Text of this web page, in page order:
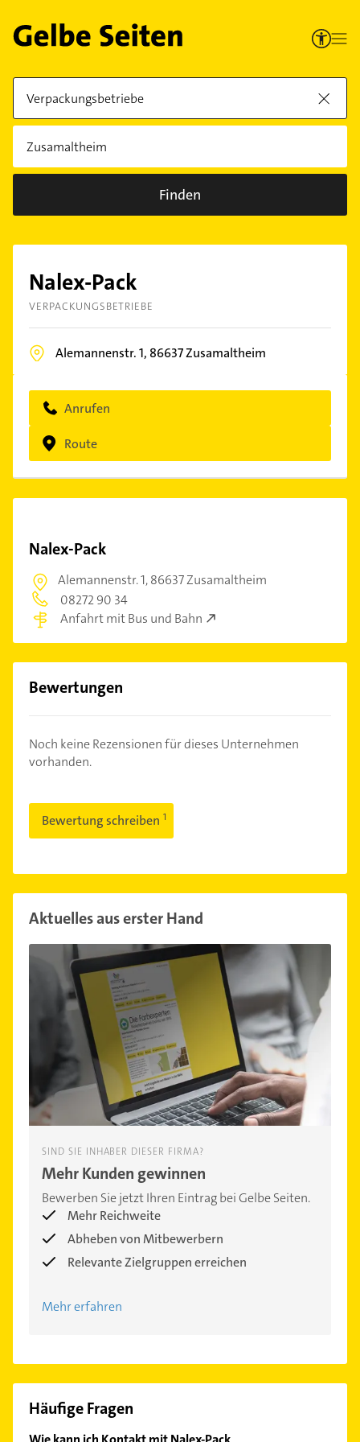
Finden
Nalex-Pack
VERPACKUNGSBETRIEBE
Alemannenstr. 1, 86637Zusamaltheim
Anrufen
Route
Nalex-Pack
Alemannenstr. 1,86637 Zusamaltheim
08272 90 34
Anfahrt mit Bus und Bahn
Bewertungen
Noch keine Rezensionen für dieses Unternehmen
vorhanden.
Bewertung schreiben
Aktuelles aus erster Hand
SIND SIE INHABER DIESER FIRMA?
Mehr Kunden gewinnen
Bewerben Sie jetzt Ihren Eintrag bei Gelbe Seiten.
Mehr Reichweite
Abheben von Mitbewerbern
Relevante Zielgruppen erreichen
Mehr erfahren
Häufige Fragen